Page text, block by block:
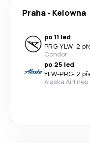
Praha- Kelowna
po 11 led
PRG-YLW· 2
Condor
po 25 led
YLW-PRG· 2
Alaska Airlines